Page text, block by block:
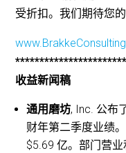
受折扣。我们期待您的
收益新闻稿
通用磨坊, Inc. 公布
财年第二季度业绩
$5.69 亿。部门营业